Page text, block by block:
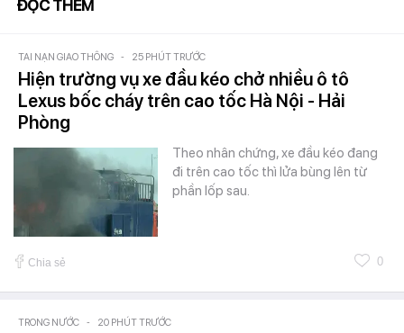
ĐỌC THÊM
TAI NẠN GIAO THÔNG - 25 PHÚT TRƯỚC
Hiện trường vụ xe đầu kéo chở nhiều ô tô
Lexus bốc cháy trên cao tốc Hà Nội - Hải
Phòng
Theo nhân chứng, xe đầu kéo đang
đi trên cao tốc thì lửa bùng lên từ
phần lốp sau.
Chia sẻ 0
TRONG NƯỚC - 20 PHÚT TRƯỚC